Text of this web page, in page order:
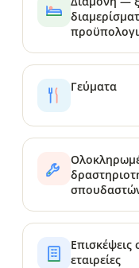
Γεύματα
Επισκέψεις
εταιρείες